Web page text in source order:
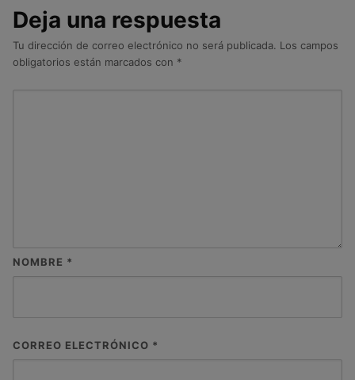
Deja una respuesta
Tu dirección de correo electrónico no será publicada. Los campos
obligatorios están marcados con *
NOMBRE *
CORREO ELECTRÓNICO *